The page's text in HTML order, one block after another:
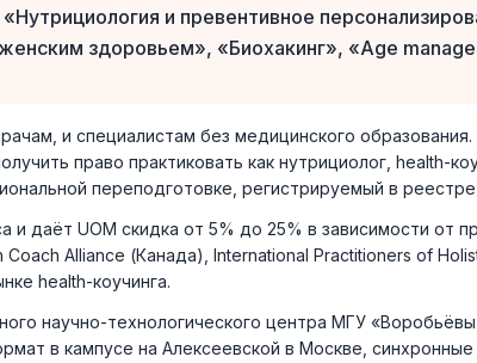
и превентивное
здоровьем», «Биохакинг», «Age
и специалистам без медицинского
право практиковать как нутрициолог, health-
переподготовке, регистрируемый в
даёт UOM скидка от 5% до 25% в зависимости от
Alliance (Канада), International Practitioners of
health-коучинга.
научно-технологического центра МГУ
в кампусе на Алексеевской в Москве,